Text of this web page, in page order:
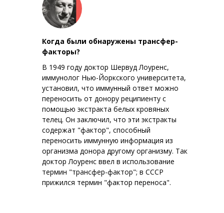
Когда были обнаружены трансфер-
факторы?
В 1949 году доктор Шервуд Лоуренс,
иммунолог Нью-Йоркского университета,
установил, что иммунный ответ можно
переносить от донору реципиенту с
помощью экстракта белых кровяных
телец. Он заключил, что эти экстракты
содержат "фактор", способный
переносить иммунную информация из
организма донора другому организму. Так
доктор Лоуренс ввел в использование
термин "трансфер-фактор"; в СССР
прижился термин "фактор переноса".